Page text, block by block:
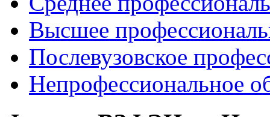
Высшее
Послевузовское
Непрофессиональное